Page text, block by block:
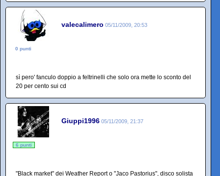
valecalimero 05/11/2009, 20:53
0 punti
sì pero' fanculo doppio a feltrinelli che solo ora mette lo sconto del
20 per cento sui cd
Giuppi1996 05/11/2009, 21:37
6 punti
"Black market" dei Weather Report o "Jaco Pastorius", disco solista